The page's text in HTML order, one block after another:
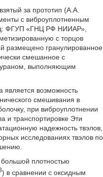
за прототип (А.А.
с виброуплотненным
ФГУП «ГНЦ РФ НИИАР»,
с торцов
размещено гранулированное
смешанное с
ураном, выполняющим
является возможность
смешивания в
при виброуплотнении
и транспортировке Эти
надежность твэлов,
исследованиях твэлов по
плотностью
) в сравнении с оксидным